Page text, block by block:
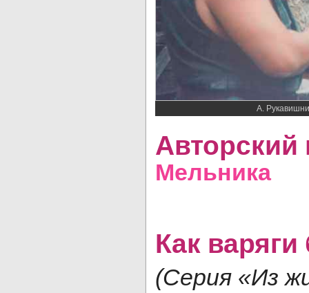
А.
Мельника
Как
(Серия «Из